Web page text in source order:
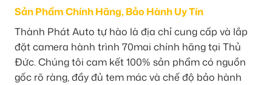
Sản Phẩm Chính Hãng, Bảo Hành Uy Tín
Thành Phát Auto tự hào là địa chỉ cung cấp và lắp
đặt camera hành trình 70mai chính hãng tại Thủ
Đức. Chúng tôi cam kết 100% sản phẩm có nguồn
gốc rõ ràng, đầy đủ tem mác và chế độ bảo hành